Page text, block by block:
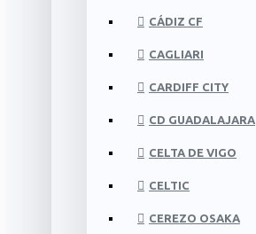
CÁDIZ CF
CAGLIARI
CARDIFF CITY
CD GUADALAJARA
CELTA DE VIGO
CELTIC
CEREZO OSAKA